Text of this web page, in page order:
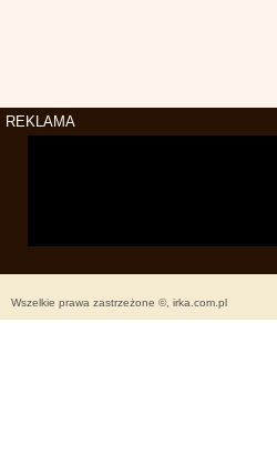
REKLAMA
Wszelkie prawa zastrzeżone ©, irka.com.pl